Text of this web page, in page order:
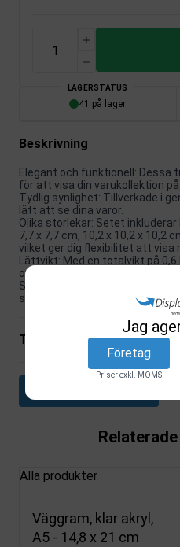
LAGERSTATUS
41 på lager
Beskrivning
Elegant och funktionell: Dessa
för att visa din varukollektion
Tydlig synlighet: Tillverkade i
lätt att se dina varor.
Olika storlekar: Setet
7,7 x 7,7 cm, 10,2 x 10,2 x 10,2
vilket ger dig flexibilitet att visa
Lättvikt: Med en totalvikt på
och omorganisera efter dina
Stora visningsmöjligheter:
skyltfönster eller som
Tekniska specifikationer
Alla produkter
Väggram, klar akryl,
A5 - 14,8 x 21 cm
Jag
Företag
Priser exkl. MOMS